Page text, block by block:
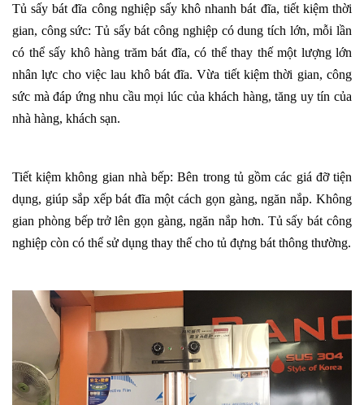
Tủ sấy bát đĩa công nghiệpsấy khô nhanh bát đĩa, tiết kiệm thời
gian, công sức:Tủ sấy bát công nghiệp có dung tích lớn, mỗi lần
có thể sấy khô hàng trăm bát đĩa, có thể thay thế một lượng lớn
nhân lực cho việc lau khô bát đĩa. Vừa tiết kiệm thời gian, công
sức mà đáp ứng nhu cầu mọi lúc của khách hàng, tăng uy tín của
nhà hàng, khách sạn.
Tiết kiệm không gian nhà bếp:Bên trong tủ gồm các giá đỡ tiện
dụng, giúp sắp xếp bát đĩa một cách gọn gàng, ngăn nắp. Không
gian phòng bếp trở lên gọn gàng, ngăn nắp hơn. Tủ sấy bát công
nghiệp còn có thể sử dụng thay thế cho tủ đựng bát thông thường.